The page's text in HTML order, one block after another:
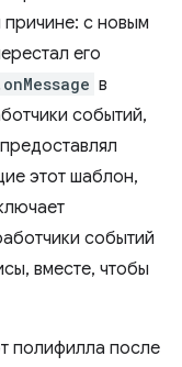
с новым
его
в
событий,
этот шаблон,
событий
вместе, чтобы
полифилла после